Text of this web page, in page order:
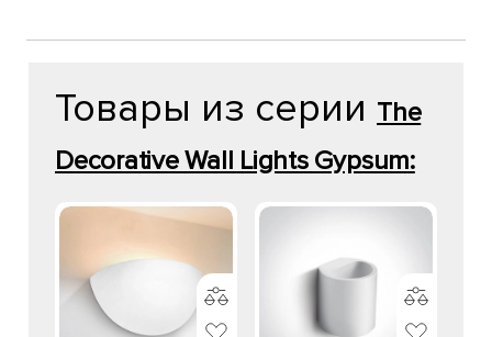
Товары из серии The
Decorative Wall Lights Gypsum: